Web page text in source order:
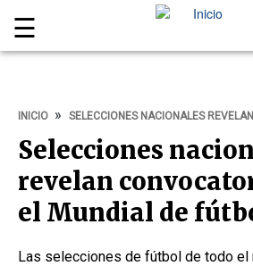
Menu
Idiomas
☰
INICIO SELECCIONES NACIONALES REVELAN CONVOCATORIAS PARA EL MUNDIAL
Selecciones
revelan
el Mundial de
Las selecciones de fútbol de todo el